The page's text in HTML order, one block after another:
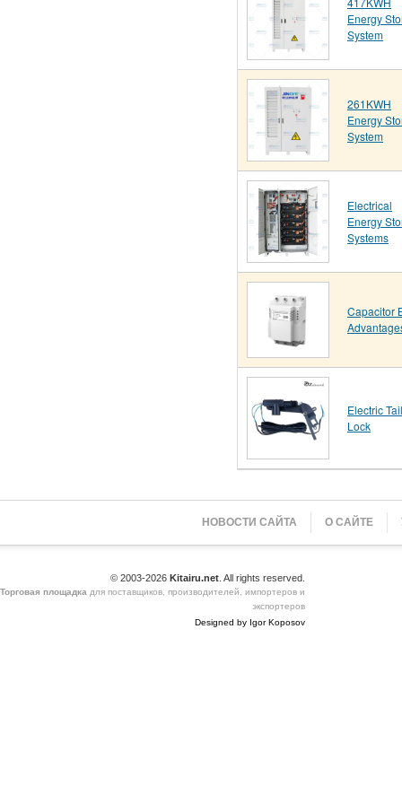
Energy
System
261KWH
Energy
System
Electrical
Energy
Systems
Capacitor
Electric
Lock
НОВОСТИ САЙТА О САЙТЕ
© 2003-2026 Kitairu.net . All rights reserved.
Торговая площадка для поставщиков, производителей, импортеров и
экспортеров
Designed by Igor Koposov